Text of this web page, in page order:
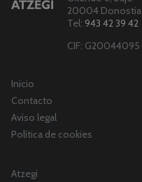
20004 Donostia
Tel: 943 42 39 42
CIF: G20044095
Inicio
Contacto
Aviso legal
Política de cookies
Atzegi